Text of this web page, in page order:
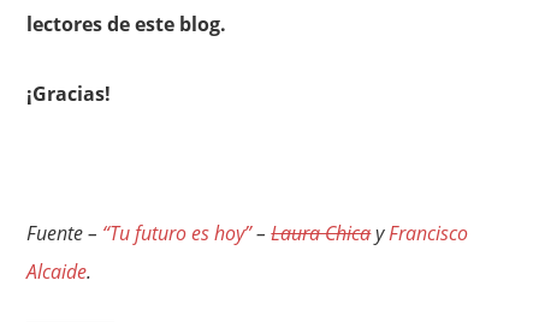
lectores de este blog.
¡Gracias!
Fuente – “Tu futuro es hoy”–Laura ChicayFrancisco
Alcaide.